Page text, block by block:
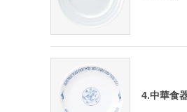
4.中華食